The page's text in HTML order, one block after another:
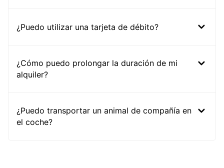
¿Puedo utilizar una tarjeta de débito?
¿Cómo puedo prolongar la duración de mi
alquiler?
¿Puedo transportar un animal de compañía en
el coche?